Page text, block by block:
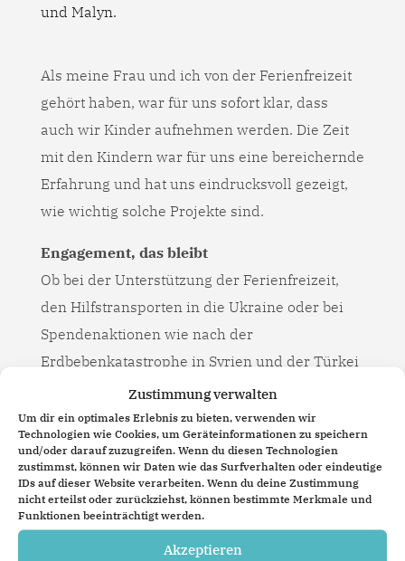
Zustimmung verwalten
Um dir ein optimales Erlebnis zu bieten, verwenden wir
Technologien wie Cookies, um Geräteinformationen zu speichern
und/oder darauf zuzugreifen. Wenn du diesen Technologien
zustimmst, können wir Daten wie das Surfverhalten oder eindeutige
IDs auf dieser Website verarbeiten. Wenn du deine Zustimmung
nicht erteilst oder zurückziehst, können bestimmte Merkmale und
Funktionen beeinträchtigt werden.
Akzeptieren
und Malyn.
Als meine Frau und ich von der Ferienfreizeit
gehört haben, war für uns sofort klar, dass
auch wir Kinder aufnehmen werden. Die Zeit
mit den Kindern war für uns eine bereichernde
Erfahrung und hat uns eindrucksvoll gezeigt,
wie wichtig solche Projekte sind.
Engagement, das bleibt
Ob bei der Unterstützung der Ferienfreizeit,
den Hilfstransporten in die Ukraine oder bei
Spendenaktionen wie nach der
Erdbebenkatastrophe in Syrien und der Türkei
– mein Einsatz für Menschen in Not ist für mich
eine Herzensangelegenheit. Dieses
Engagement ist unabhängig von meiner
Kandidatur für das Bürgermeisteramt. Es ist
Teil dessen, was mir wichtig ist: anderen zu
helfen, die Hilfe brauchen, und damit einen
Beitrag für eine starke, menschliche